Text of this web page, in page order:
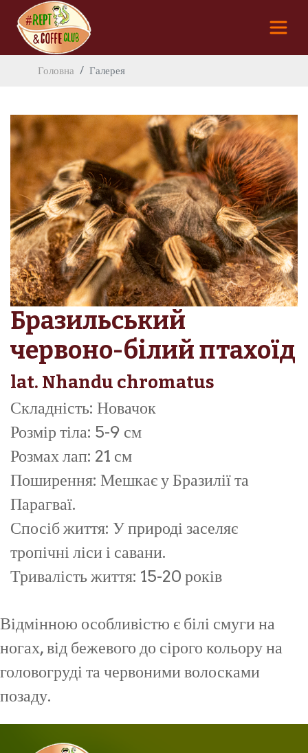
Головна Галерея
Бразильський
червоно-білий птахоїд
lat. Nhandu chromatus
Складність: Новачок
Розмір тіла: 5-9 см
Розмах лап: 21 см
Поширення: Мешкає у Бразилії та
Парагваї.
Спосіб життя: У природі заселяє
тропічні ліси і савани.
Тривалість життя: 15-20 років
Відмінною особливістю є білі смуги на
ногах, від бежевого до сірого кольору на
головогруді та червоними волосками
позаду.